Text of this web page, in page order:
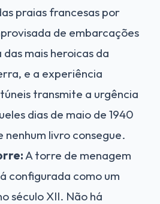
praias francesas por
de embarcações
mais heroicas da
e a experiência
transmite a urgência
dias de maio de 1940
nenhum livro consegue.
A torre de menagem
configurada como um
século XII. Não há